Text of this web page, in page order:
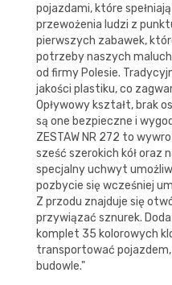
pojazdami, które
przewożenia ludzi z
pierwszych zabawek,
potrzeby naszych
od firmy Polesie.
jakości plastiku, co
Opływowy kształt, brak
są one bezpieczne i
ZESTAW NR 272 to
sześć szerokich kół oraz
specjalny uchwyt
pozbycie się wcześniej
Z przodu znajduje się
przywiązać sznurek.
komplet 35 kolorowych
transportować
budowle."